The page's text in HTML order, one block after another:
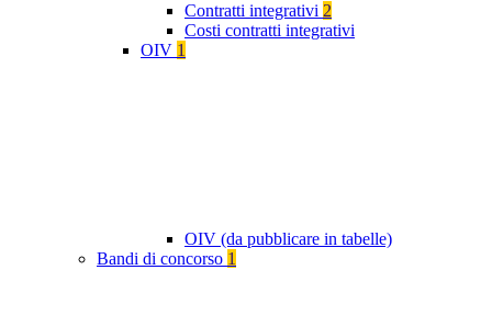
Contratti integrativi 2
Costi contratti integrativi
OIV 1
OIV (da pubblicare in tabelle)
Bandi di concorso 1